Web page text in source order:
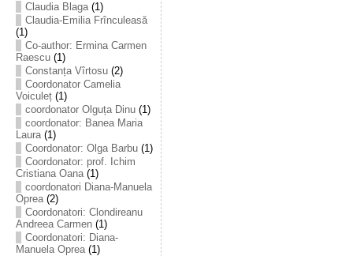
Claudia Blaga(1)
Claudia-Emilia Frînculeasă
(1)
Co-author: Ermina Carmen
Raescu(1)
Constanța Vîrtosu(2)
Coordonator Camelia
Voiculeț(1)
coordonator Olguța Dinu(1)
coordonator: Banea Maria
Laura(1)
Coordonator: Olga Barbu(1)
Coordonator: prof. Ichim
Cristiana Oana(1)
coordonatori Diana-Manuela
Oprea(2)
Coordonatori: Clondireanu
Andreea Carmen(1)
Coordonatori: Diana-
Manuela Oprea(1)